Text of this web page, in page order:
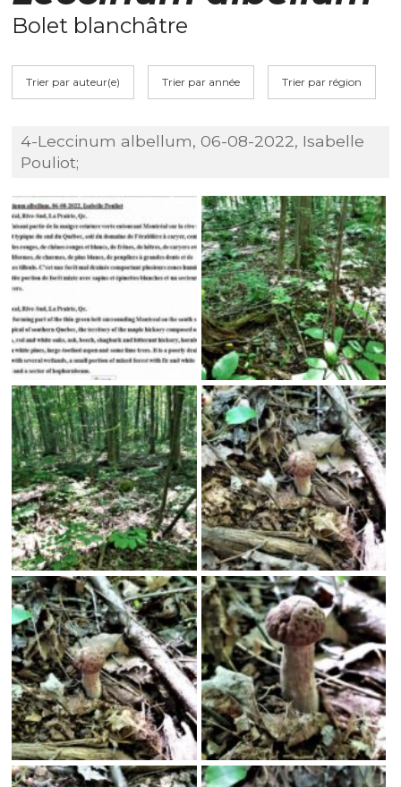
Bolet blanchâtre
Trier par auteur(e) Trier par année Trier par région
4-Leccinum albellum, 06-08-2022, Isabelle
Pouliot;